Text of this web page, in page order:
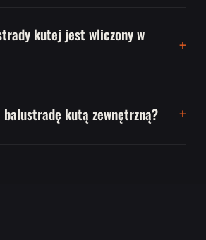
kutej jest wliczony w
balustradę kutą zewnętrzną?